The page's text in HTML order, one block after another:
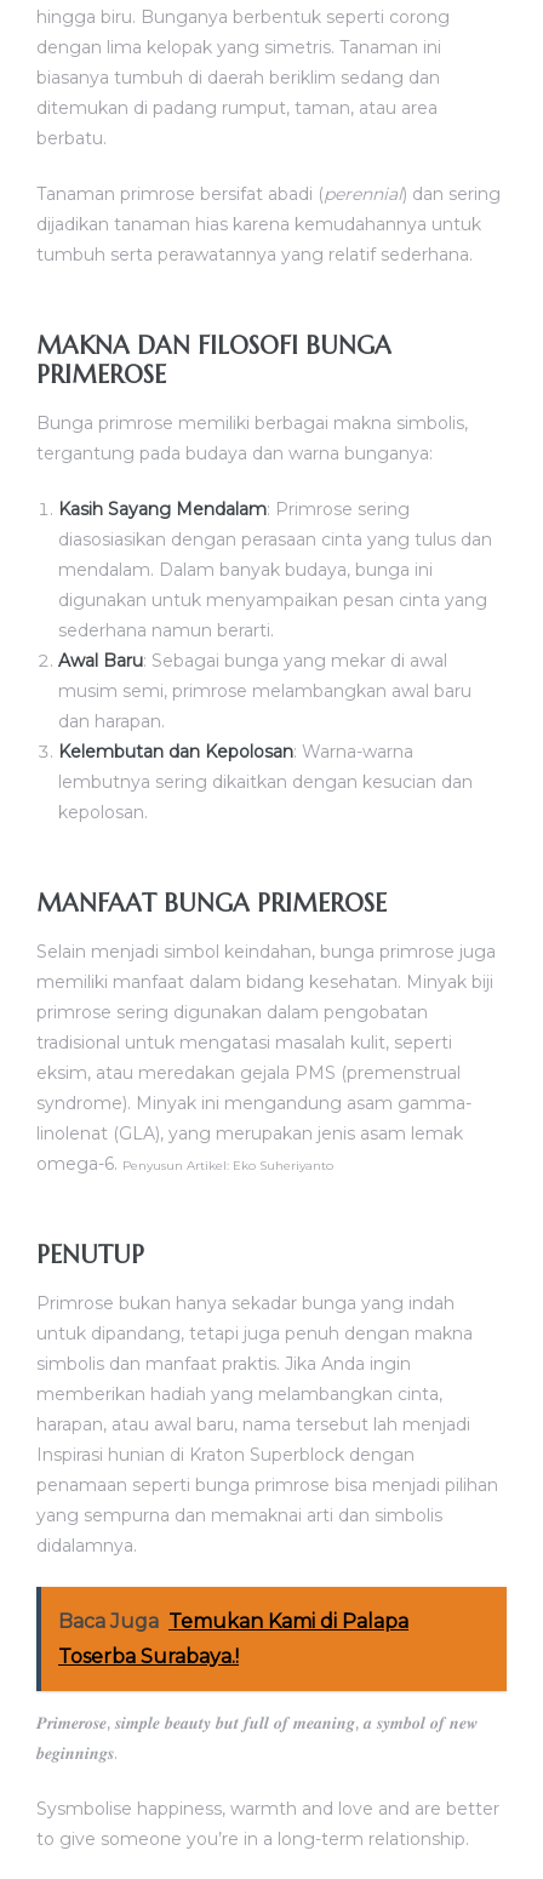
hingga biru. Bunganya berbentuk seperti corong
dengan lima kelopak yang simetris. Tanaman ini
biasanya tumbuh di daerah beriklim sedang dan
ditemukan di padang rumput, taman, atau area
berbatu.
Tanaman primrose bersifat abadi (perennial) dan sering
dijadikan tanaman hias karena kemudahannya untuk
tumbuh serta perawatannya yang relatif sederhana.
MAKNA DAN FILOSOFI BUNGA
PRIMEROSE
Bunga primrose memiliki berbagai makna simbolis,
tergantung pada budaya dan warna bunganya:
Kasih Sayang Mendalam: Primrose sering
diasosiasikan dengan perasaan cinta yang tulus dan
mendalam. Dalam banyak budaya, bunga ini
digunakan untuk menyampaikan pesan cinta yang
sederhana namun berarti.
Awal Baru: Sebagai bunga yang mekar di awal
musim semi, primrose melambangkan awal baru
dan harapan.
Kelembutan dan Kepolosan: Warna-warna
lembutnya sering dikaitkan dengan kesucian dan
kepolosan.
MANFAAT BUNGA PRIMEROSE
Selain menjadi simbol keindahan, bunga primrose juga
memiliki manfaat dalam bidang kesehatan. Minyak biji
primrose sering digunakan dalam pengobatan
tradisional untuk mengatasi masalah kulit, seperti
eksim, atau meredakan gejala PMS (premenstrual
syndrome). Minyak ini mengandung asam gamma-
linolenat (GLA), yang merupakan jenis asam lemak
omega-6. Penyusun Artikel: Eko Suheriyanto
PENUTUP
Primrose bukan hanya sekadar bunga yang indah
untuk dipandang, tetapi juga penuh dengan makna
simbolis dan manfaat praktis. Jika Anda ingin
memberikan hadiah yang melambangkan cinta,
harapan, atau awal baru, nama tersebut lah menjadi
Inspirasi hunian di Kraton Superblock dengan
penamaan seperti bunga primrose bisa menjadi pilihan
yang sempurna dan memaknai arti dan simbolis
didalamnya.
Baca Juga Temukan Kami di Palapa
Toserba Surabaya.!
𝑷𝒓𝒊𝒎𝒆𝒓𝒐𝒔𝒆, 𝒔𝒊𝒎𝒑𝒍𝒆 𝒃𝒆𝒂𝒖𝒕𝒚 𝒃𝒖𝒕 𝒇𝒖𝒍𝒍 𝒐𝒇 𝒎𝒆𝒂𝒏𝒊𝒏𝒈, 𝒂 𝒔𝒚𝒎𝒃𝒐𝒍 𝒐𝒇 𝒏𝒆𝒘
𝒃𝒆𝒈𝒊𝒏𝒏𝒊𝒏𝒈𝒔.
Sysmbolise happiness, warmth and love and are better
to give someone you’re in a long-term relationship.